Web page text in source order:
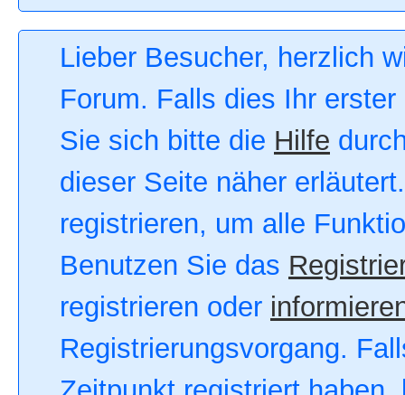
Lieber Besucher, herzlich
Forum. Falls dies Ihr
Sie sich bitte die Hilfe
dieser Seite näher
registrieren, um alle
Benutzen Sie das
registrieren oder
Registrierungsvorgang.